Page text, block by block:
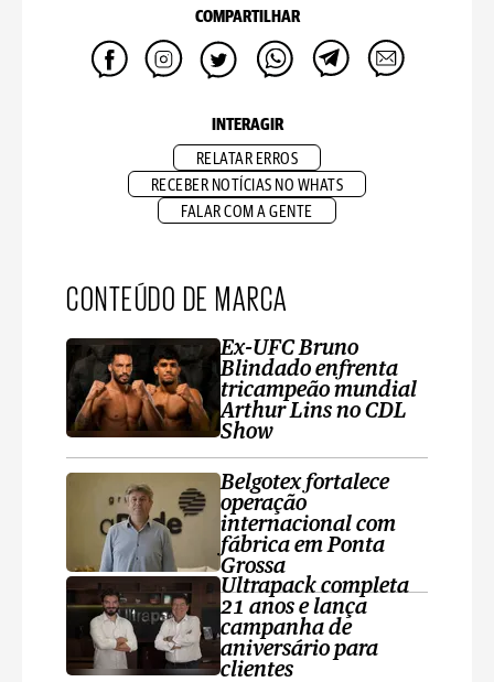
COMPARTILHAR
INTERAGIR
RELATAR ERROS
RECEBER NOTÍCIAS NO WHATS
FALAR COM A GENTE
CONTEÚDO DE MARCA
Ex-UFC Bruno
Blindado enfrenta
tricampeão mundial
Arthur Lins no CDL
Show
Belgotex fortalece
operação
internacional com
fábrica em Ponta
Grossa
Ultrapack completa
21 anos e lança
campanha de
aniversário para
clientes